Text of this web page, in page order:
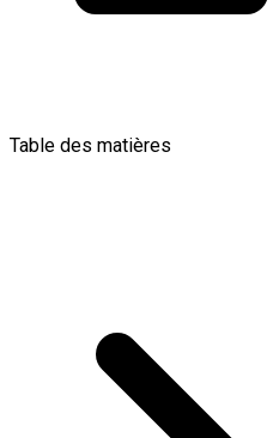
Table des matières